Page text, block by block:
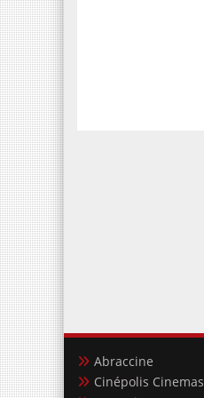
Abraccine
Cinépolis Cinemas